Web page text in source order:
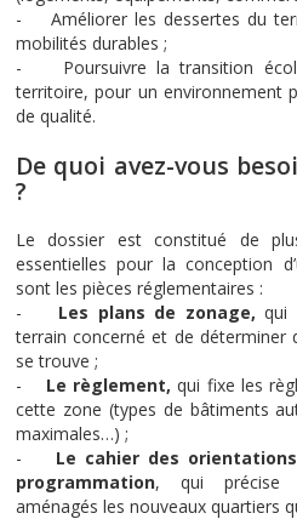
- Améliorer les dessertes du
mobilités durables ;
- Poursuivre la transition
territoire, pour un environnement
de qualité.
De quoi avez-vous
?
Le dossier est constitué de
essentielles pour la conception
sont les pièces réglementaires :
- Les plans de zonage, qui
terrain concerné et de déterminer
se trouve ;
- Le règlement,qui fixe les
cette zone (types de bâtiments
maximales…) ;
- Le cahier des
programmation, qui précise
aménagés les nouveaux quartiers